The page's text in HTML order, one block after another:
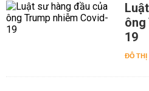
ông
19
ĐÔ THỊ